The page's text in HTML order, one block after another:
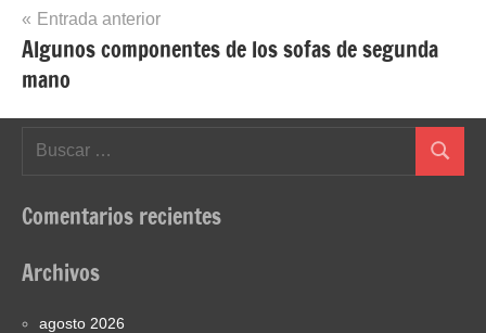
Navegación
de
entradas
Entrada anterior
Algunos componentes de los sofas de segunda
mano
Buscar
Comentarios recientes
Archivos
agosto 2026